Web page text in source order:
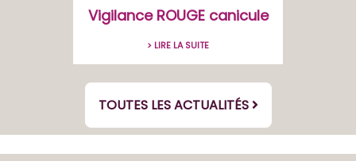
Vigilance ROUGE canicule
> LIRE LA SUITE
TOUTES LES ACTUALITÉS